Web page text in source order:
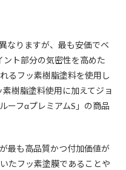
なりますが、最も安価でベ
ント部分の気密性を高めた
るフッ素樹脂塗料を使用し
樹脂塗料使用に加えてジョ
ーフαプレミアムS」の商品
最も高品質かつ付加価値が
たフッ素塗膜であることや